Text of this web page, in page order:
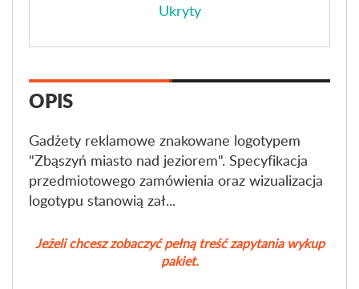
Ukryty
OPIS
Gadżety reklamowe znakowane logotypem
"Zbąszyń miasto nad jeziorem". Specyfikacja
przedmiotowego zamówienia oraz wizualizacja
logotypu stanowią zał...
Jeżeli chcesz zobaczyć pełną treść zapytania wykup
pakiet.